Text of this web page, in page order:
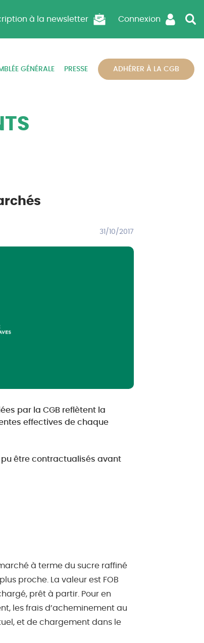
à la newsletter Connexion
GÉNÉRALE PRESSE ADHÉRER À LA CGB
31/10/2017
par la CGB reflètent la
effectives de chaque
pu être contractualisés avant
à terme du sucre raffiné
proche. La valeur est FOB
prêt à partir. Pour en
les frais d’acheminement au
et de chargement dans le